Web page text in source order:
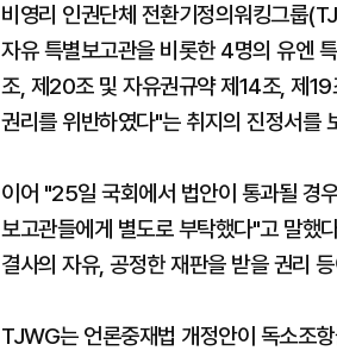
비영리 인권단체 전환기정의워킹그룹
자유 특별보고관을 비롯한 4명의 유엔
조, 제20조 및 자유권규약 제14조, 제
권리를 위반하였다"는 취지의 진정서를
이어 "25일 국회에서 법안이 통과될 경
보고관들에게 별도로 부탁했다"고 말했
결사의 자유, 공정한 재판을 받을 권리
TJWG는 언론중재법 개정안이 독소조